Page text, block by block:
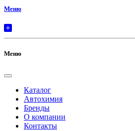
Меню
Меню
Каталог
Автохимия
Бренды
О компании
Контакты